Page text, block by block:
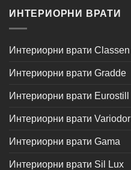
ИНТЕРИОРНИ ВРАТИ
Интериорни врати Classen
Интериорни врати Gradde
Интериорни врати Eurostill
Интериорни врати Variodor
Интериорни врати Gama
Интериорни врати Sil Lux